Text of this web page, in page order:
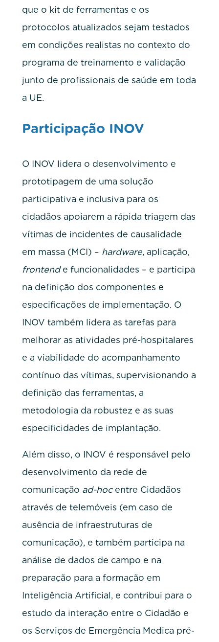
que o kit de ferramentas e os
protocolos atualizados sejam testados
em condições realistas no contexto do
programa de treinamento e validação
junto de profissionais de saúde em toda
a UE.
Participação INOV
O INOV lidera o desenvolvimento e
prototipagem de uma solução
participativa e inclusiva para os
cidadãos apoiarem a rápida triagem das
vítimas de incidentes de causalidade
em massa (MCI) – hardware, aplicação,
frontende funcionalidades – e participa
na definição dos componentes e
especificações de implementação. O
INOV também lidera as tarefas para
melhorar as atividades pré-hospitalares
e a viabilidade do acompanhamento
contínuo das vítimas, supervisionando a
definição das ferramentas, a
metodologia da robustez e as suas
especificidades de implantação.
Além disso, o INOV é responsável pelo
desenvolvimento da rede de
comunicação ad-hocentre Cidadãos
através de telemóveis (em caso de
ausência de infraestruturas de
comunicação), e também participa na
análise de dados de campo e na
preparação para a formação em
Inteligência Artificial, e contribui para o
estudo da interação entre o Cidadão e
os Serviços de Emergência Medica pré-